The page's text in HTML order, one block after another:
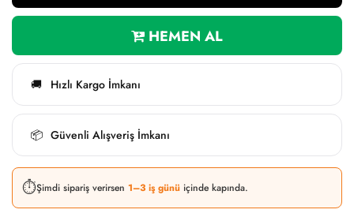
HEMEN AL
🚚 Hızlı Kargo İmkanı
📦 Güvenli Alışveriş İmkanı
⏱️Şimdi sipariş verirsen 1–3 iş günü içinde kapında.